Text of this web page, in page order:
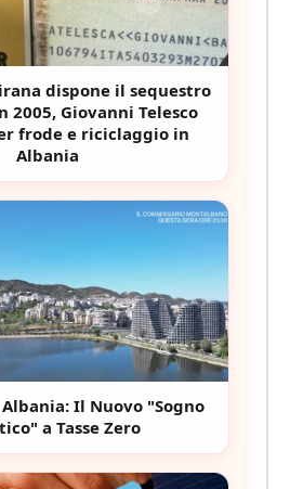
dispone il sequestro
2005, Giovanni Telesco
frode e riciclaggio in
Albania
Il Nuovo "Sogno
a Tasse Zero